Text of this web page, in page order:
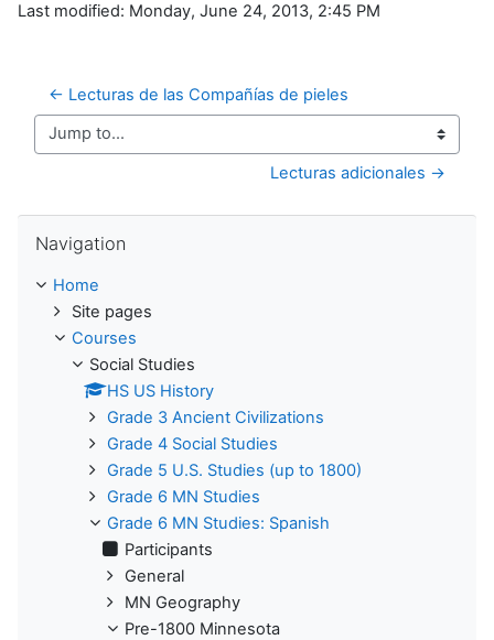
Last modified: Monday, June 24, 2013, 2:45 PM
← Lecturas de las Compañías de pieles
Jump to...
Lecturas adicionales →
Navigation
Home
Site pages
Courses
Social Studies
HS US History
Grade 3 Ancient Civilizations
Grade 4 Social Studies
Grade 5 U.S. Studies (up to 1800)
Grade 6 MN Studies
Grade 6 MN Studies: Spanish
Participants
General
MN Geography
Pre-1800 Minnesota